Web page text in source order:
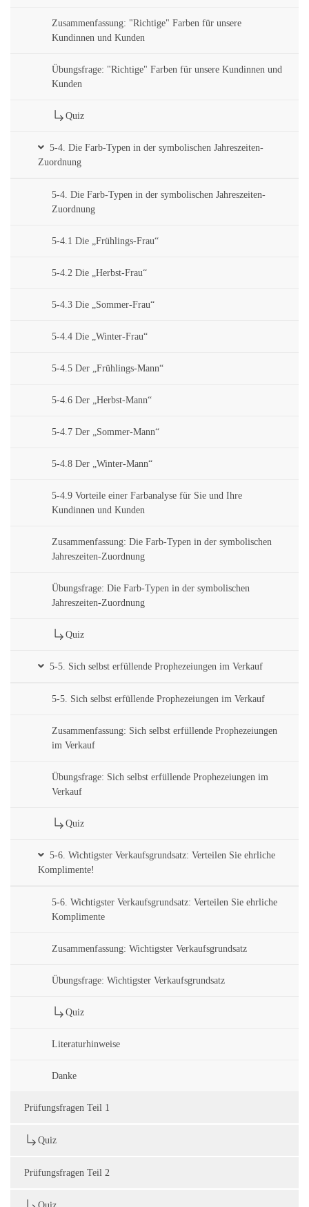
Zusammenfassung: "Richtige" Farben für unsere
Kundinnen und Kunden
Übungsfrage: "Richtige" Farben für unsere Kundinnen und
Kunden
Quiz
5-4. Die Farb-Typen in der symbolischen Jahreszeiten-
Zuordnung
5-4. Die Farb-Typen in der symbolischen Jahreszeiten-
Zuordnung
5-4.1 Die „Frühlings-Frau“
5-4.2 Die „Herbst-Frau“
5-4.3 Die „Sommer-Frau“
5-4.4 Die „Winter-Frau“
5-4.5 Der „Frühlings-Mann“
5-4.6 Der „Herbst-Mann“
5-4.7 Der „Sommer-Mann“
5-4.8 Der „Winter-Mann“
5-4.9 Vorteile einer Farbanalyse für Sie und Ihre
Kundinnen und Kunden
Zusammenfassung: Die Farb-Typen in der symbolischen
Jahreszeiten-Zuordnung
Übungsfrage: Die Farb-Typen in der symbolischen
Jahreszeiten-Zuordnung
Quiz
5-5. Sich selbst erfüllende Prophezeiungen im Verkauf
5-5. Sich selbst erfüllende Prophezeiungen im Verkauf
Zusammenfassung: Sich selbst erfüllende Prophezeiungen
im Verkauf
Übungsfrage: Sich selbst erfüllende Prophezeiungen im
Verkauf
Quiz
5-6. Wichtigster Verkaufsgrundsatz: Verteilen Sie ehrliche
Komplimente!
5-6. Wichtigster Verkaufsgrundsatz: Verteilen Sie ehrliche
Komplimente
Zusammenfassung: Wichtigster Verkaufsgrundsatz
Übungsfrage: Wichtigster Verkaufsgrundsatz
Quiz
Literaturhinweise
Danke
Prüfungsfragen Teil 1
Quiz
Prüfungsfragen Teil 2